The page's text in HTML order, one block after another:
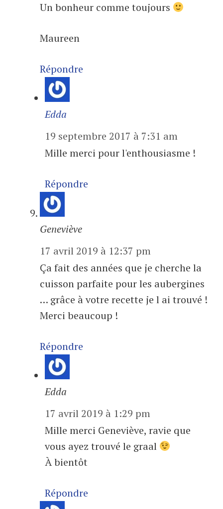
Un bonheur comme toujours
Maureen
Répondre
Edda
19 septembre 2017 à 7:31 am
Mille merci pour l'enthousiasme !
Répondre
Geneviève
17 avril 2019 à 12:37 pm
Ça fait des années que je cherche la
cuisson parfaite pour les aubergines
… grâce à votre recette je l ai trouvé !
Merci beaucoup !
Répondre
Edda
17 avril 2019 à 1:29 pm
Mille merci Geneviève, ravie que
vous ayez trouvé le graal
À bientôt
Répondre